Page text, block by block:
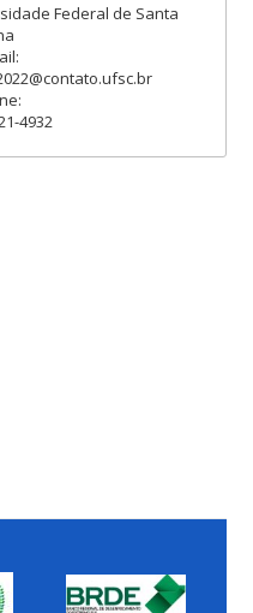
Federal de Santa
4932